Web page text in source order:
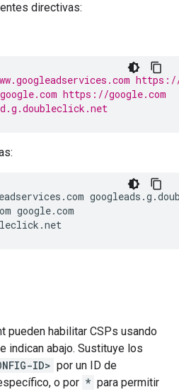
directivas:
https://google.com
.com googleads .g .
google.com
.net
pueden habilitar CSPs usando
indican abajo. Sustituye los
ID> por un ID de
o por * para permitir